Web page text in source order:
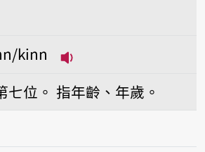
kinn
七位。 指年齡、年歲。